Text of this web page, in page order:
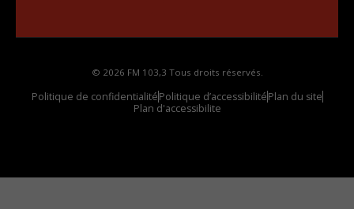
© 2026 FM 103,3 Tous droits réservés.
Politique de confidentialitéPolitique d’accessibilitéPlan du site
Plan d'accessibilite